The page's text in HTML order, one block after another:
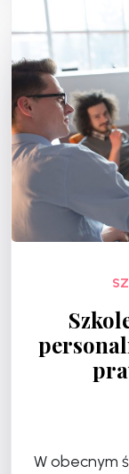
W obecnym